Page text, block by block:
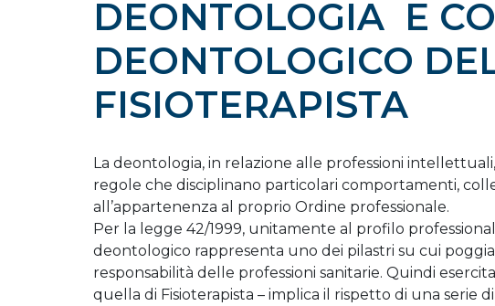
DEONTOLOGIA E
DEONTOLOGICO
FISIOTERAPISTA
La deontologia, in relazione alle professioni
regole che disciplinano particolari comportamenti,
all’appartenenza al proprio Ordine professionale.
Per la legge 42/1999, unitamente al profilo
deontologico rappresenta uno dei pilastri su cui
responsabilità delle professioni sanitarie. Quindi
quella di Fisioterapista – implica il rispetto di una serie